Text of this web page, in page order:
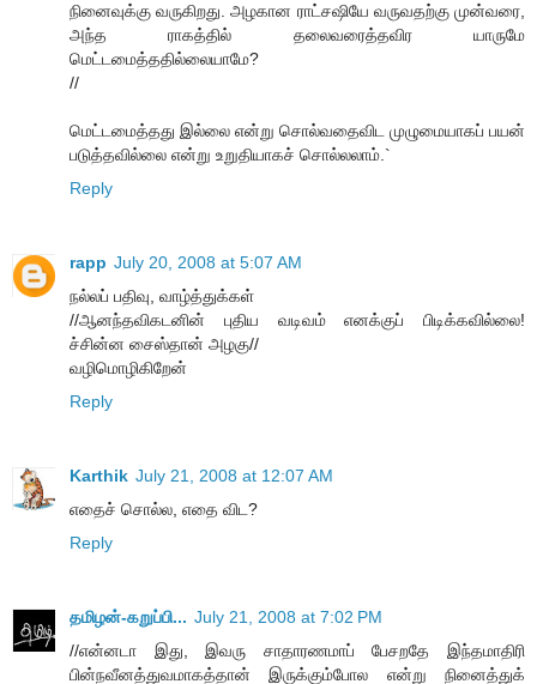
நினைவுக்கு வருகிறது. அழகான ராட்சஷியே வருவதற்கு முன்வரை,
அந்த ராகத்தில் தலைவரைத்தவிர யாருமே
மெட்டமைத்ததில்லையாமே?
//
மெட்டமைத்தது இல்லை என்று சொல்வதைவிட முழுமையாகப் பயன்
படுத்தவில்லை என்று உறுதியாகச் சொல்லலாம்.`
Reply
rapp July 20, 2008 at 5:07 AM
நல்லப் பதிவு, வாழ்த்துக்கள்
//ஆனந்தவிகடனின் புதிய வடிவம் எனக்குப் பிடிக்கவில்லை!
ச்சின்ன சைஸ்தான் அழகு//
வழிமொழிகிறேன்
Reply
Karthik July 21, 2008 at 12:07 AM
எதைச் சொல்ல, எதை விட?
Reply
தமிழன்-கறுப்பி... July 21, 2008 at 7:02 PM
//என்னடா இது, இவரு சாதாரணமாப் பேசறதே இந்தமாதிரி
பின்நவீனத்துவமாகத்தான் இருக்கும்போல என்று நினைத்துக்